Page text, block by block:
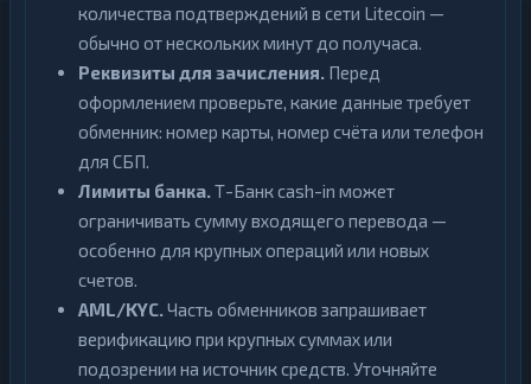
количества подтверждений в сети Litecoin —
обычно от нескольких минут до получаса.
Реквизиты для зачисления. Перед
оформлением проверьте, какие данные требует
обменник: номер карты, номер счёта или телефон
для СБП.
Лимиты банка.Т-Банк cash-in может
ограничивать сумму входящего перевода —
особенно для крупных операций или новых
счетов.
AML/KYC.Часть обменников запрашивает
верификацию при крупных суммах или
подозрении на источник средств. Уточняйте